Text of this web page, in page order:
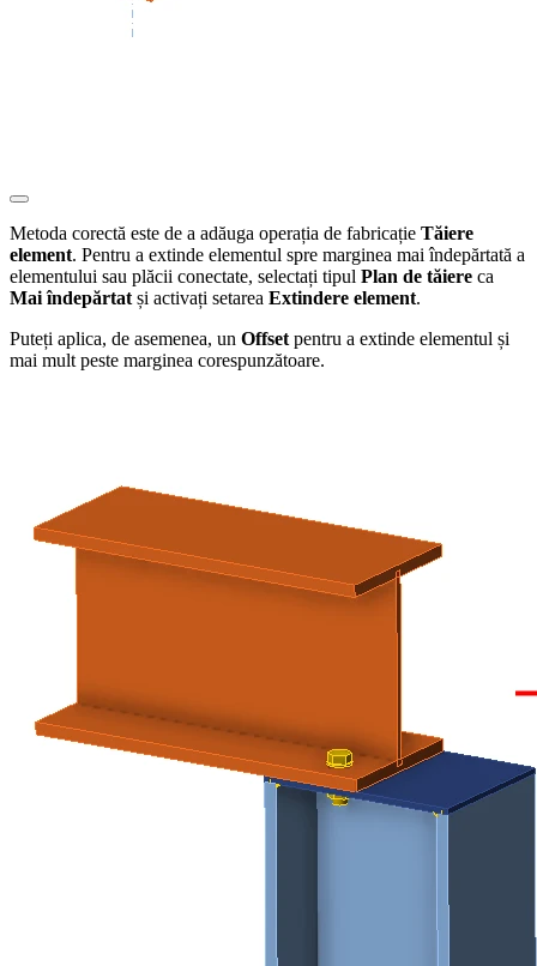
Metoda corectă este de a adăuga operația de fabricație Tăiere
element. Pentru a extinde elementul spre marginea mai îndepărtată a
elementului sau plăcii conectate, selectați tipul Plan de tăiere ca
Mai îndepărtatși activați setarea Extindere element.
Puteți aplica, de asemenea, un Offsetpentru a extinde elementul și
mai mult peste marginea corespunzătoare.